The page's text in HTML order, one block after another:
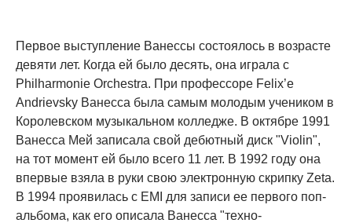
Первое выступление Ванессы состоялось в возрасте
девяти лет. Когда ей было десять, она играла с
Philharmonie Orchestra. При профессоре Felix’e
Andrievsky Ванесса была самым молодым учеником в
Королевском музыкальном колледже. В октябре 1991
Ванесса Мей записала свой дебютный диск "Violin",
на тот момент ей было всего 11 лет. В 1992 году она
впервые взяла в руки свою электронную скрипку Zeta.
В 1994 проявилась с EMI для записи ее первого поп-
альбома, как его описала Ванесса "техно-